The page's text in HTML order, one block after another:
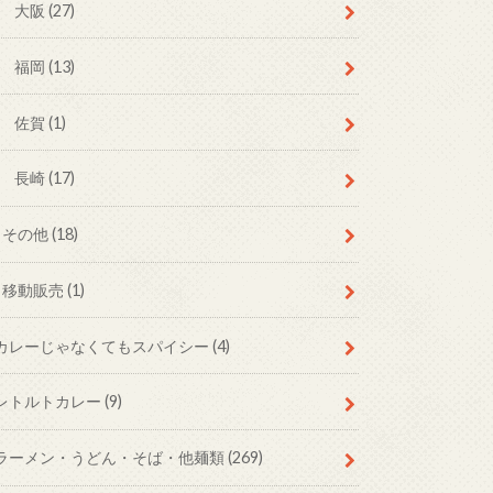
大阪(27)
福岡(13)
佐賀(1)
長崎(17)
その他(18)
移動販売 (1)
レーじゃなくてもスパイシー(4)
トルトカレー(9)
ーメン・うどん・そば・他麺類(269)